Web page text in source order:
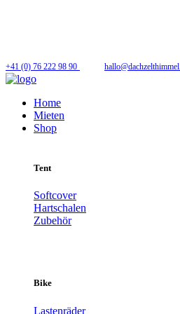
+41 (0) 76 222 98 90
Home
Mieten
Shop
Tent
Softcover
Hartschalen
Zubehör
Bike
Lastenräder